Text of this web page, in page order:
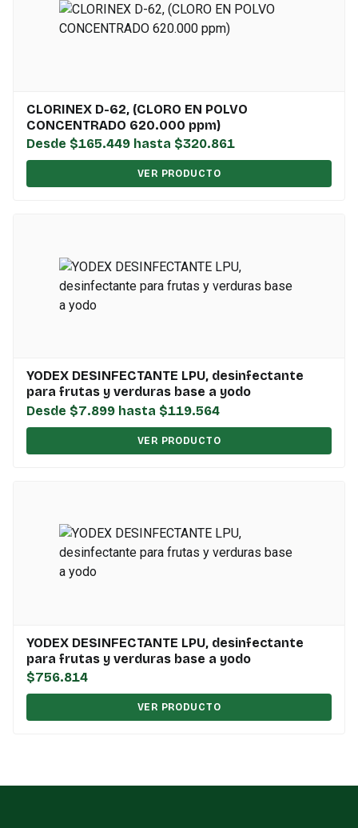
CLORINEX D-62, (CLORO EN POLVO
CONCENTRADO 620.000 ppm)
Desde $165.449 hasta $320.861
VER PRODUCTO
YODEX DESINFECTANTE LPU, desinfectante
para frutas y verduras base a yodo
Desde $7.899 hasta $119.564
VER PRODUCTO
YODEX DESINFECTANTE LPU, desinfectante
para frutas y verduras base a yodo
$756.814
VER PRODUCTO